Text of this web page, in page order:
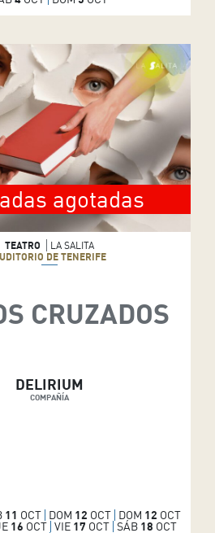
agotadas
TEATRO
LA SALITA
DE TENERIFE
CRUZADOS
DELIRIUM
COMPAÑÍA
11 OCT DOM 12 OCT DOM 12 OCT
16 OCT VIE 17 OCT SÁB 18 OCT